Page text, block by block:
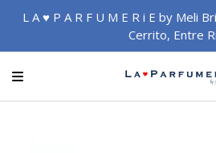
L A ♥ P A R F U M E R i E by Meli
Cerrito, Entre